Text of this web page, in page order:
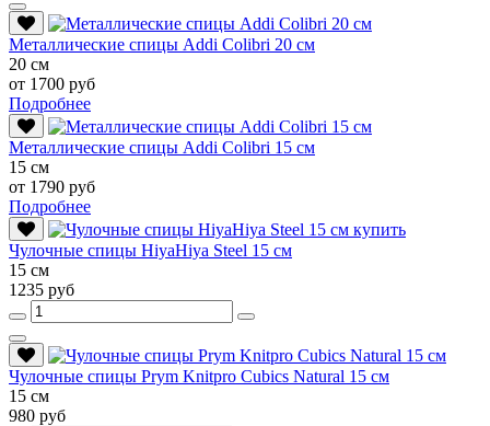
Металлические спицы Addi Colibri 20 см
20 см
от 1700 руб
Подробнее
Металлические спицы Addi Colibri 15 см
15 см
от 1790 руб
Подробнее
Чулочные спицы HiyaHiya Steel 15 см
15 см
1235 руб
Чулочные спицы Prym Knitpro Cubics Natural 15 см
15 см
980 руб